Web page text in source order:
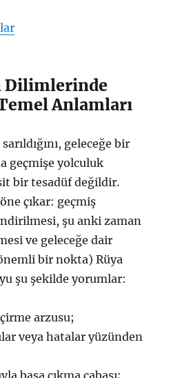
Dilimlerinde
Anlamları
geleceğe bir
geçmişe yolculuk
bir tesadüf değildir.
çıkar: geçmiş
şu anki zaman
ve geleceğe dair
bir nokta) Rüya
şu şekilde yorumlar:
arzusu;
veya hatalar yüzünden
başa çıkma çabası;